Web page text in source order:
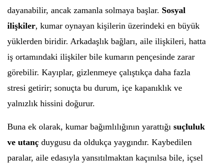
dayanabilir, ancak zamanla solmaya başlar. Sosyal
ilişkiler, kumar oynayan kişilerin üzerindeki en büyük
yüklerden biridir. Arkadaşlık bağları, aile ilişkileri, hatta
iş ortamındaki ilişkiler bile kumarın pençesinde zarar
görebilir. Kayıplar, gizlenmeye çalıştıkça daha fazla
stresi getirir; sonuçta bu durum, içe kapanıklık ve
yalnızlık hissini doğurur.
Buna ek olarak, kumar bağımlılığının yarattığı suçluluk
ve utanç duygusu da oldukça yaygındır. Kaybedilen
paralar, aile edasıyla yansıtılmaktan kaçınılsa bile, içsel